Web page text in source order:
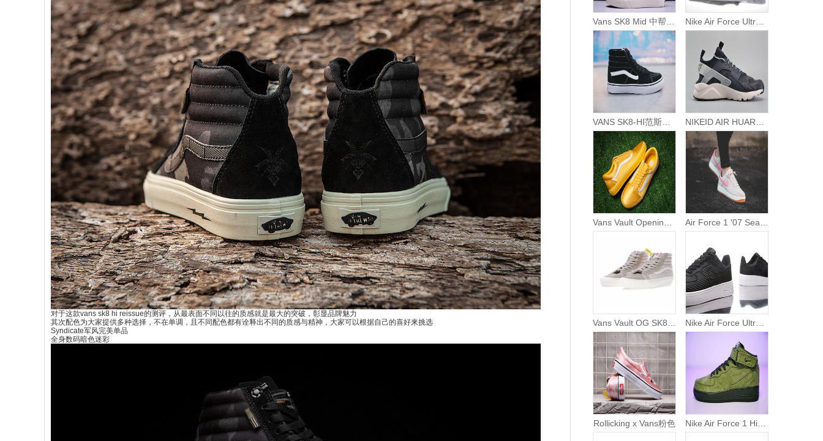
对于这款vans sk8 hi reissue的测评，从最表面不同以往的质感就是最大的突破，彰显品牌魅力
其次配色为大家提供多种选择，不在单调，且不同配色都有诠释出不同的质感与精神，大家可以根据自己的喜好来挑选
Syndicate军风完美单品
全身数码暗色迷彩
Rollicking x Vans粉色